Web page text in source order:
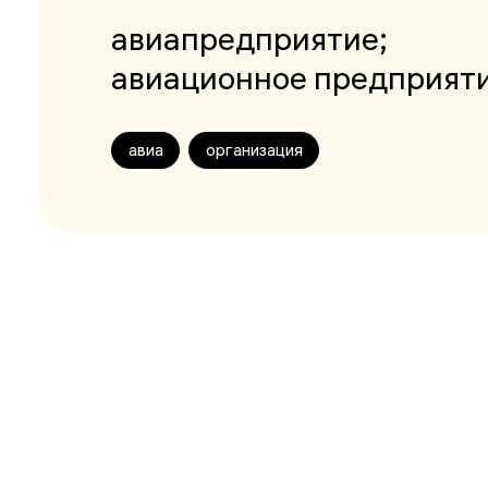
авиапредприятие;
авиационное
авиа организация